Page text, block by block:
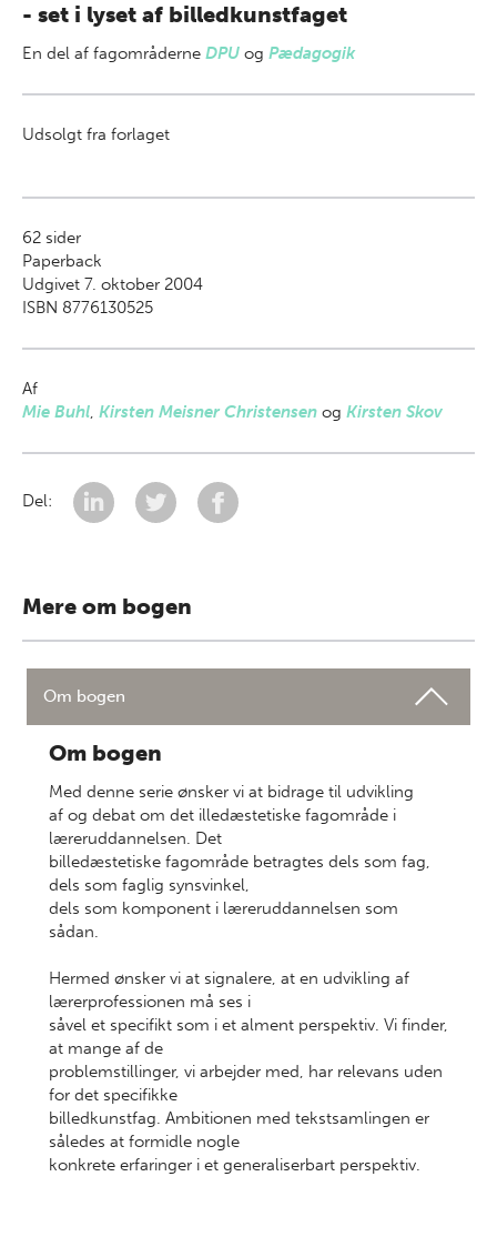
- set i lyset af billedkunstfaget
En del af fagområderne DPU og Pædagogik
Udsolgt fra forlaget
62 sider
Paperback
Udgivet 7. oktober 2004
ISBN 8776130525
Af
Mie Buhl, Kirsten Meisner Christensen og Kirsten Skov
Del:
Mere om bogen
Om bogen
Om bogen
Med denne serie ønsker vi at bidrage til udvikling
af og debat om det illedæstetiske fagområde i
læreruddannelsen. Det
billedæstetiske fagområde betragtes dels som fag,
dels som faglig synsvinkel,
dels som komponent i læreruddannelsen som
sådan.
Hermed ønsker vi at signalere, at en udvikling af
lærerprofessionen må ses i
såvel et specifikt som i et alment perspektiv. Vi finder,
at mange af de
problemstillinger, vi arbejder med, har relevans uden
for det specifikke
billedkunstfag. Ambitionen med tekstsamlingen er
således at formidle nogle
konkrete erfaringer i et generaliserbart perspektiv.